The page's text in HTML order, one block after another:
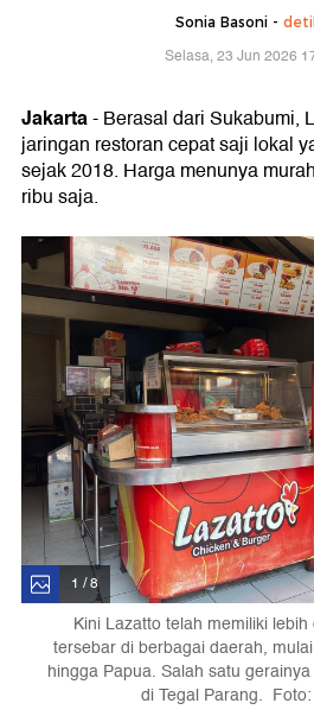
Sonia Basoni -
Selasa, 23 Jun 2026
Jakarta- Berasal dari Sukabumi,
jaringan restoran cepat saji lokal
sejak 2018. Harga menunya
ribu saja.
1 / 8
Kini Lazatto telah memiliki
tersebar di berbagai daerah,
hingga Papua. Salah satu
di Tegal Parang.